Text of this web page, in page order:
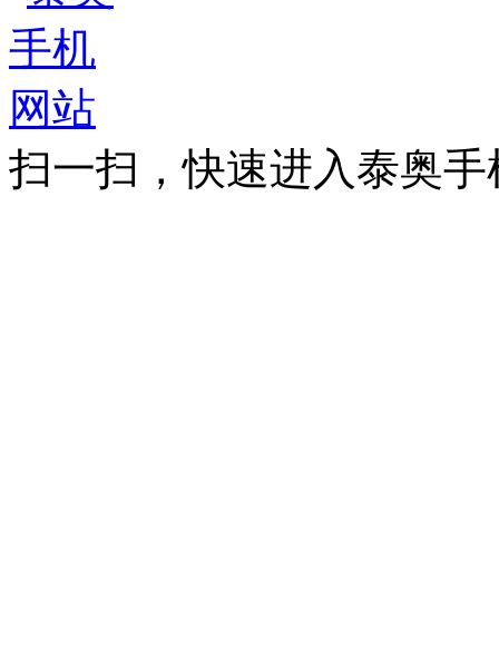
扫一扫，快速进入泰奥手